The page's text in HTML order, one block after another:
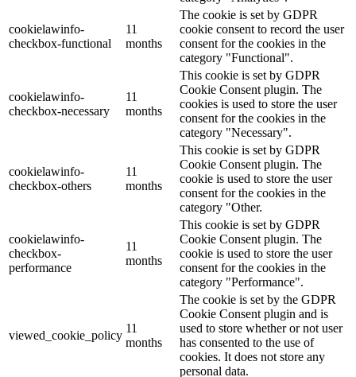
cookielawinfo-
checkbox-functional
11
months
The cookie is set by GDPR
cookie consent to record the user
consent for the cookies in the
category "Functional".
cookielawinfo-
checkbox-necessary
11
months
This cookie is set by GDPR
Cookie Consent plugin. The
cookies is used to store the user
consent for the cookies in the
category "Necessary".
cookielawinfo-
checkbox-others
11
months
This cookie is set by GDPR
Cookie Consent plugin. The
cookie is used to store the user
consent for the cookies in the
category "Other.
cookielawinfo-
checkbox-
performance
11
months
This cookie is set by GDPR
Cookie Consent plugin. The
cookie is used to store the user
consent for the cookies in the
category "Performance".
viewed_cookie_policy
11
months
The cookie is set by the GDPR
Cookie Consent plugin and is
used to store whether or not user
has consented to the use of
cookies. It does not store any
personal data.